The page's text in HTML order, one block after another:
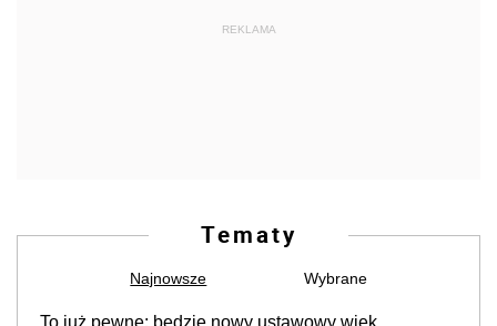
REKLAMA
Tematy
Najnowsze Wybrane
To już pewne: będzie nowy ustawowy wiek